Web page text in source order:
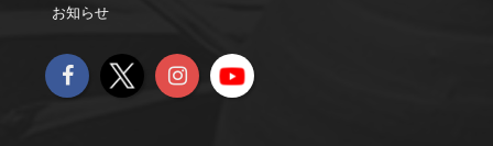
お知らせ